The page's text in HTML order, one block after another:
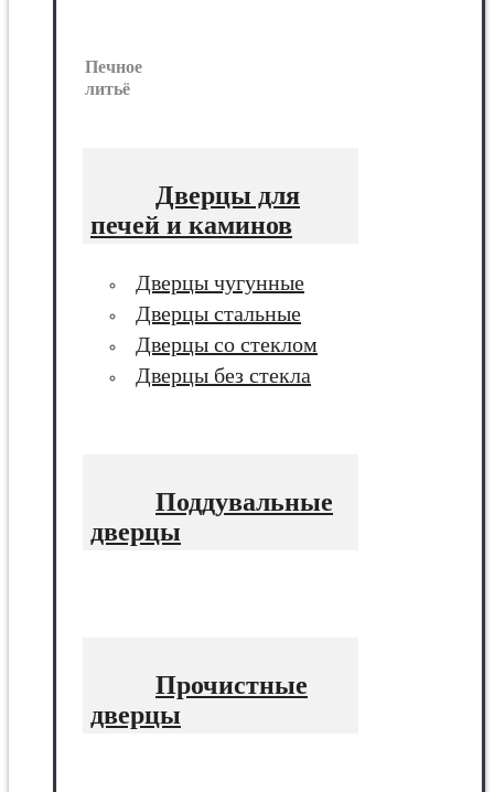
Печное
литьё
Дверцы для
печей и каминов
Дверцы чугунные
Дверцы стальные
Дверцы со стеклом
Дверцы без стекла
Поддувальные
дверцы
Прочистные
дверцы